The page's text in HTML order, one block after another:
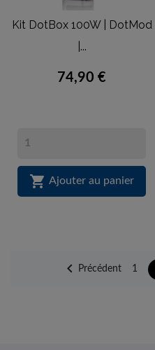
Kit DotBox 100W | DotMod
|...
74,90 €
 Ajouter au panier
 Précédent 1